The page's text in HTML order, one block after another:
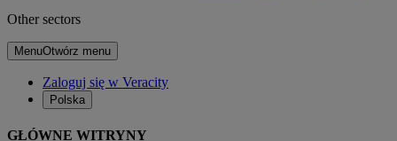
Other sectors
MenuOtwórz menu
Zaloguj się w Veracity
Polska
GŁÓWNE WITRYNY